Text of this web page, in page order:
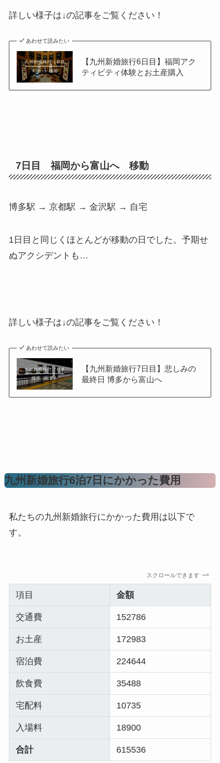
詳しい様子は↓の記事をご覧ください！
あわせて読みたい
【九州新婚旅行6日目】福岡アク
ティビティ体験とお土産購入
7日目 福岡から富山へ 移動
博多駅 → 京都駅 → 金沢駅 → 自宅
1日目と同じくほとんどが移動の日でした。予期せ
ぬアクシデントも…
詳しい様子は↓の記事をご覧ください！
あわせて読みたい
【九州新婚旅行7日目】悲しみの
最終日 博多から富山へ
九州新婚旅行6泊7日にかかった費用
私たちの九州新婚旅行にかかった費用は以下で
す。
スクロールできます
項目 金額
交通費 152786
お土産 172983
宿泊費 224644
飲食費 35488
宅配料 10735
入場料 18900
合計 615536